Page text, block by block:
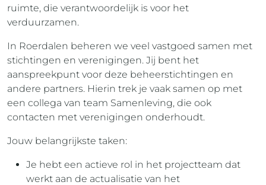
ruimte, die verantwoordelijk is voor het
verduurzamen.
In Roerdalen beheren we veel vastgoed samen met
stichtingen en verenigingen. Jij bent het
aanspreekpunt voor deze beheerstichtingen en
andere partners. Hierin trek je vaak samen op met
een collega van team Samenleving, die ook
contacten met verenigingen onderhoudt.
Jouw belangrijkste taken:
Je hebt een actieve rol in het projectteam dat
werkt aan de actualisatie van het